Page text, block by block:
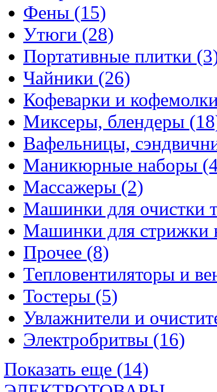
Фены (15)
Утюги (28)
Портативные плитки
Чайники (26)
Кофеварки и
Миксеры, блендеры
Вафельницы,
Маникюрные наборы
Массажеры (2)
Машинки для очистки
Машинки для стрижки
Прочее (8)
Тепловентиляторы и
Тостеры (5)
Увлажнители и
Электробритвы (16)
Показать еще (14)